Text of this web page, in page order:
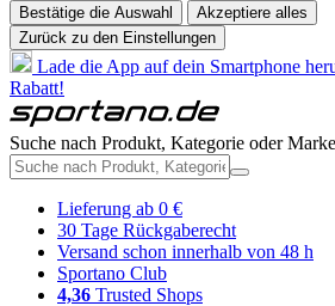
Bestätige die Auswahl
Akzeptiere alles
Zurück zu den Einstellungen
Lade die App auf dein Smartphone
Rabatt!
Suche nach Produkt, Kategorie oder Marke
Lieferung ab 0 €
30 Tage Rückgaberecht
Versand schon innerhalb von 48 h
Sportano Club
4,36 Trusted Shops